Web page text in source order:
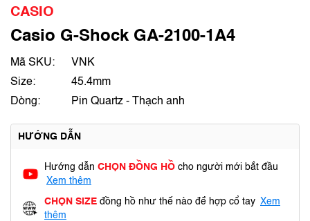
CASIO
Casio G-Shock GA-2100-1A4
Mã SKU:
VNK
Size:
45.4mm
Dòng:
Pin Quartz - Thạch anh
HƯỚNG DẪN
Hướng dẫn CHỌN ĐỒNG HỒ cho người mới bắt đầu
Xem thêm
CHỌN SIZE đồng hồ như thế nào để hợp cổ tay Xem
thêm